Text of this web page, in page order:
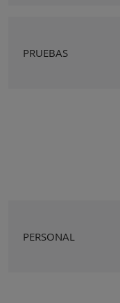
PRUEBAS
PERSONAL